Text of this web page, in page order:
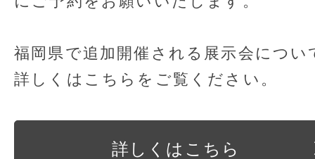
福岡県で追加開催される展示会につい
詳しくはこちらをご覧ください。
詳しくはこちら